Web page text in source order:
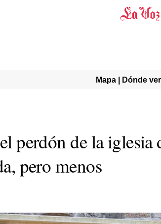
Mapa | Dónde
perdón de la iglesia
pero menos